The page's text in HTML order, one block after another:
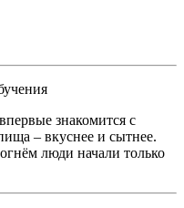
знакомится с
– вкуснее и сытнее.
люди начали только